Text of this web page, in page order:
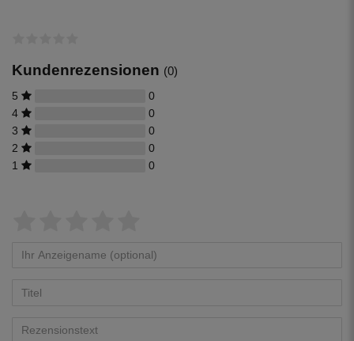
die 3. Reinigungsstufe in der Zisterne.
Kundenrezensionen (0)
5
0
4
0
3
0
2
0
1
0